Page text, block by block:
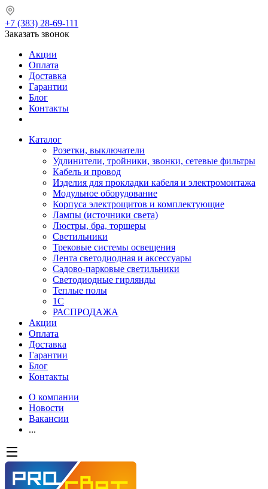
+7 (383) 28-69-111
Заказать звонок
Акции
Оплата
Доставка
Гарантии
Блог
Контакты
Каталог
Розетки, выключатели
Удлинители, тройники, звонки, сетевые фильтры
Кабель и провод
Изделия для прокладки кабеля и электромонтажа
Модульное оборудование
Корпуса электрощитов и комплектующие
Лампы (источники света)
Люстры, бра, торшеры
Светильники
Трековые системы освещения
Лента светодиодная и аксессуары
Садово-парковые светильники
Светодиодные гирлянды
Теплые полы
1С
РАСПРОДАЖА
Акции
Оплата
Доставка
Гарантии
Блог
Контакты
О компании
Новости
Вакансии
...